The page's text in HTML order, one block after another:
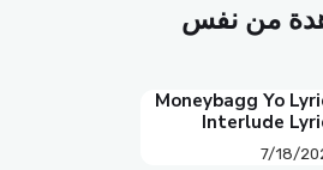
من نفس
Moneybagg Yo
Interlude
7/18/